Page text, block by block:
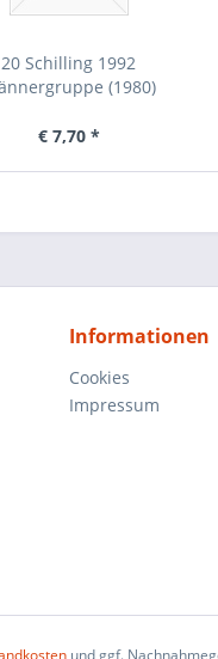
20 Schilling 1992
(1980)
€ 7,70 *
Informationen
Cookies
Impressum